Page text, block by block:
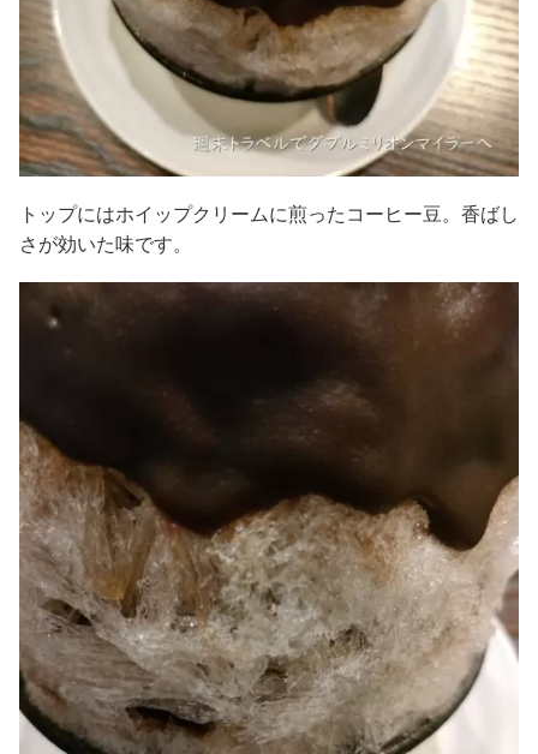
トップにはホイップクリームに煎ったコーヒー豆。香ばし
さが効いた味です。